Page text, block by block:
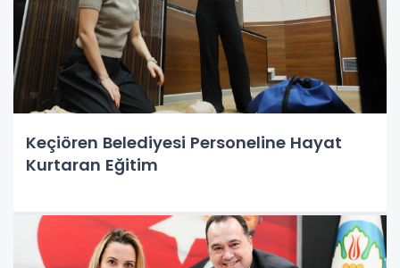
Keçiören Belediyesi Personeline Hayat
Kurtaran Eğitim